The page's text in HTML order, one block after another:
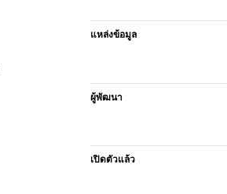
แหล่งข้อมูล
ผู้พัฒนา
เปิดตัวแล้ว